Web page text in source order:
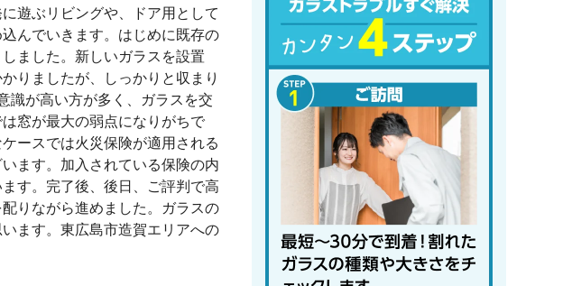
遊ぶリビングや、ドア用として
んでいきます。はじめに既存の
ました。新しいガラスを設置
りましたが、しっかりと収まり
識が高い方が多く、ガラスを交
窓が最大の弱点になりがちで
ースでは火災保険が適用される
ます。加入されている保険の内
す。完了後、後日、ご評判で高
りながら進めました。ガラスの
ます。東広島市造賀エリアへの